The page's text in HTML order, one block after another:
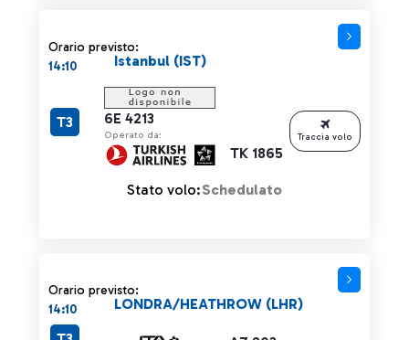
Orario previsto:
14:10
6E 4213
Operato da:
TK 1865
Istanbul (IST)
T3
Stato volo:Schedulato
Traccia volo
Orario previsto:
14:10
LONDRA/HEATHROW (LHR)